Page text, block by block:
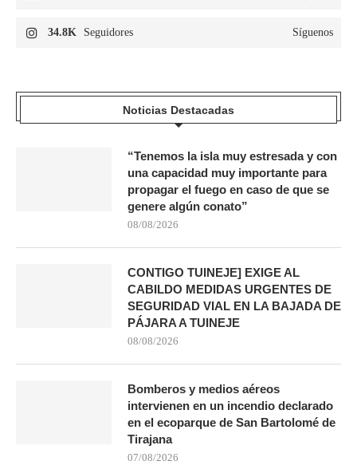
34.8K Seguidores Síguenos
Noticias Destacadas
“Tenemos la isla muy estresada y con
una capacidad muy importante para
propagar el fuego en caso de que se
genere algún conato”
08/08/2026
CONTIGO TUINEJE] EXIGE AL
CABILDO MEDIDAS URGENTES DE
SEGURIDAD VIAL EN LA BAJADA DE
PÁJARA A TUINEJE
08/08/2026
Bomberos y medios aéreos
intervienen en un incendio declarado
en el ecoparque de San Bartolomé de
Tirajana
07/08/2026